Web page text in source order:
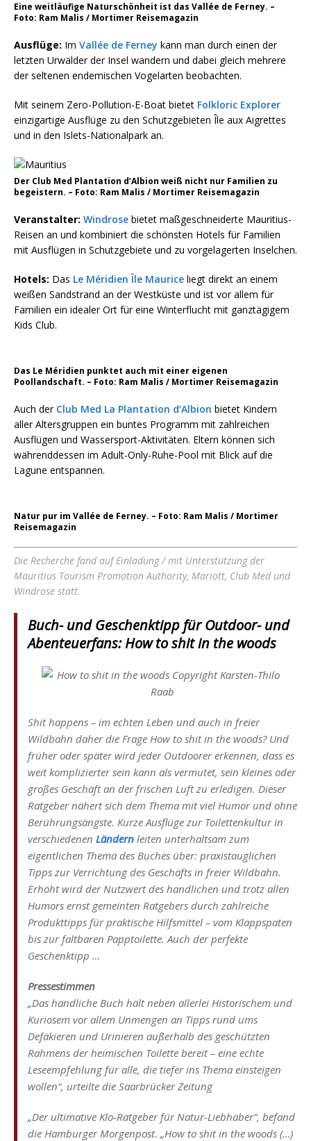
Eine weitläufige Naturschönheit ist das Vallée de Ferney. –
Foto: Ram Malis / Mortimer Reisemagazin
Ausflüge: Im Vallée de Ferney kann man durch einen der
letzten Urwälder der Insel wandern und dabei gleich mehrere
der seltenen endemischen Vogelarten beobachten.
Mit seinem Zero-Pollution-E-Boat bietet Folkloric Explorer
einzigartige Ausflüge zu den Schutzgebieten Île aux Aigrettes
und in den Islets-Nationalpark an.
Der Club Med Plantation d’Albion weiß nicht nur Familien zu
begeistern. – Foto: Ram Malis / Mortimer Reisemagazin
Veranstalter: Windrose bietet maßgeschneiderte Mauritius-
Reisen an und kombiniert die schönsten Hotels für Familien
mit Ausflügen in Schutzgebiete und zu vorgelagerten Inselchen.
Hotels: Das Le Méridien Île Maurice liegt direkt an einem
weißen Sandstrand an der Westküste und ist vor allem für
Familien ein idealer Ort für eine Winterflucht mit ganztägigem
Kids Club.
Das Le Méridien punktet auch mit einer eigenen
Poollandschaft. – Foto: Ram Malis / Mortimer Reisemagazin
Auch der Club Med La Plantation d’Albion bietet Kindern
aller Altersgruppen ein buntes Programm mit zahlreichen
Ausflügen und Wassersport-Aktivitäten. Eltern können sich
währenddessen im Adult-Only-Ruhe-Pool mit Blick auf die
Lagune entspannen.
Natur pur im Vallée de Ferney. – Foto: Ram Malis / Mortimer
Reisemagazin
Die Recherche fand auf Einladung / mit Unterstützung der
Mauritius Tourism Promotion Authority, Mariott, Club Med und
Windrose statt.
Buch- und Geschenktipp für Outdoor- und
Abenteuerfans: How to shit in the woods
Shit happens – im echten Leben und auch in freier
Wildbahn daher die Frage How to shit in the woods?Und
früher oder später wird jeder Outdoorer erkennen, dass es
weit komplizierter sein kann als vermutet, sein kleines oder
großes Geschäft an der frischen Luft zu erledigen. Dieser
Ratgeber nähert sich dem Thema mit viel Humor und ohne
Berührungsängste. Kurze Ausflüge zur Toilettenkultur in
verschiedenen Ländern leiten unterhaltsam zum
eigentlichen Thema des Buches über: praxistauglichen
Tipps zur Verrichtung des Geschäfts in freier Wildbahn.
Erhöht wird der Nutzwert des handlichen und trotz allen
Humors ernst gemeinten Ratgebers durch zahlreiche
Produkttipps für praktische Hilfsmittel – vom Klappspaten
bis zur faltbaren Papptoilette. Auch der perfekte
Geschenktipp …
Pressestimmen
„Das handliche Buch hält neben allerlei Historischem und
Kuriosem vor allem Unmengen an Tipps rund ums
Defäkieren und Urinieren außerhalb des geschützten
Rahmens der heimischen Toilette bereit – eine echte
Leseempfehlung für alle, die tiefer ins Thema einsteigen
wollen“, urteilte die Saarbrücker Zeitung
„Der ultimative Klo-Ratgeber für Natur-Liebhaber“, befand
die Hamburger Morgenpost. „How to shit in the woods (…)